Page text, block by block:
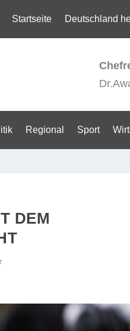
Startseite Deutschland
Regional Sport
DEM